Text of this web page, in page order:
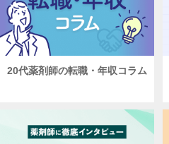
20代薬剤師の転職・年収コラム